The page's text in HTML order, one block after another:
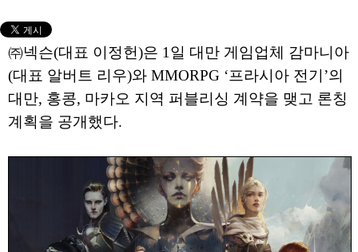
㈜넥슨(대표 이정헌)은 1일 대만 게임업체 감마니아
(대표 알버트 리우)와 MMORPG ‘프라시아 전기’의
대만, 홍콩, 마카오 지역 퍼블리싱 계약을 맺고 론칭
계획을 공개했다.